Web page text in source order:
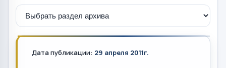
Дата публикации: 29 апреля 2011г.